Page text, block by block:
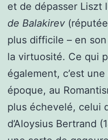
et de dépasser Liszt
de Balakirev
plus difficile – en
la virtuosité. Ce qui
également, c’est
époque, au
plus échevelé, celui
d’Aloysius Bertrand